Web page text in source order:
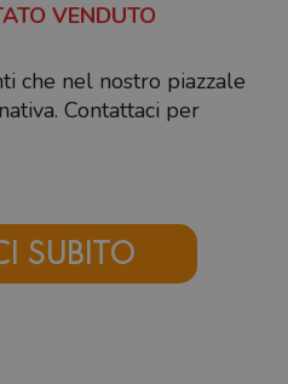
VENDUTO
che nel nostro piazzale
Contattaci per
SUBITO